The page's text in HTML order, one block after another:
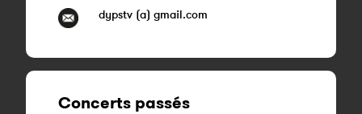
dypstv (a) gmail.com
Concerts passés